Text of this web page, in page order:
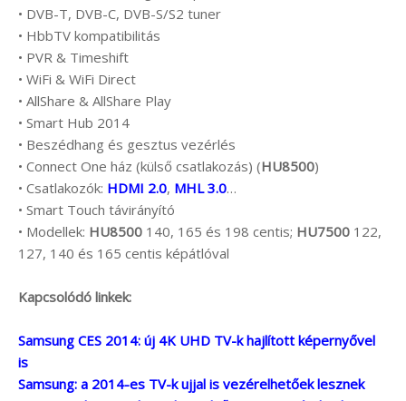
• DVB-T, DVB-C, DVB-S/S2 tuner
• HbbTV kompatibilitás
• PVR & Timeshift
• WiFi & WiFi Direct
• AllShare & AllShare Play
• Smart Hub 2014
• Beszédhang és gesztus vezérlés
• Connect One ház (külső csatlakozás) (HU8500)
• Csatlakozók: HDMI 2.0, MHL 3.0…
• Smart Touch távirányító
• Modellek: HU8500 140, 165 és 198 centis; HU7500 122,
127, 140 és 165 centis képátlóval
Kapcsolódó linkek:
Samsung CES 2014: új 4K UHD TV-k hajlított képernyővel
is
Samsung: a 2014-es TV-k ujjal is vezérelhetőek lesznek